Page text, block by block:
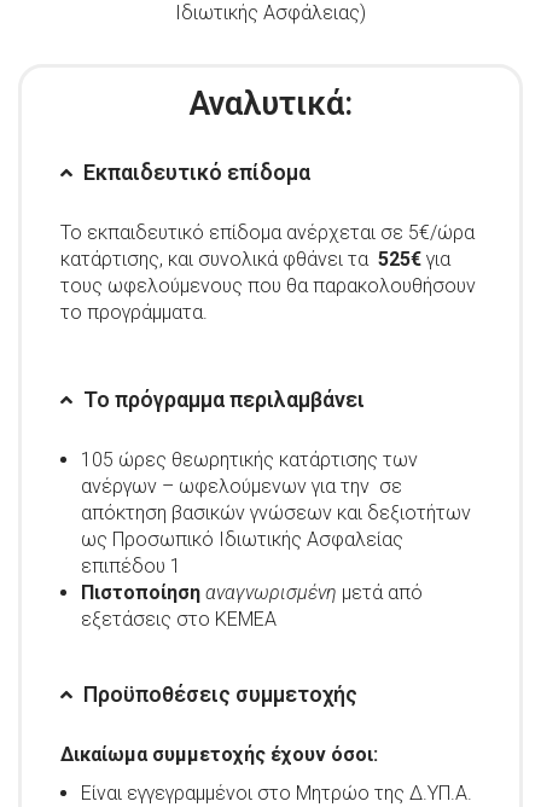
Ιδιωτικής Ασφάλειας)
Αναλυτικά:
Εκπαιδευτικό επίδομα
Το εκπαιδευτικό επίδομα ανέρχεται σε 5€/ώρα
κατάρτισης, και συνολικά φθάνει τα 525€για
τους ωφελούμενους που θα παρακολουθήσουν
το προγράμματα.
Το πρόγραμμα περιλαμβάνει
105 ώρες θεωρητικής κατάρτισης των
ανέργων – ωφελούμενων για την σε
απόκτηση βασικών γνώσεων και δεξιοτήτων
ως Προσωπικό Ιδιωτικής Ασφαλείας
επιπέδου 1
Πιστοποίησηαναγνωρισμένη μετά από
εξετάσεις στο ΚΕΜΕΑ
Προϋποθέσεις συμμετοχής
Δικαίωμα συμμετοχής έχουν όσοι:
Είναι εγγεγραμμένοι στο Μητρώο της Δ.ΥΠ.Α.